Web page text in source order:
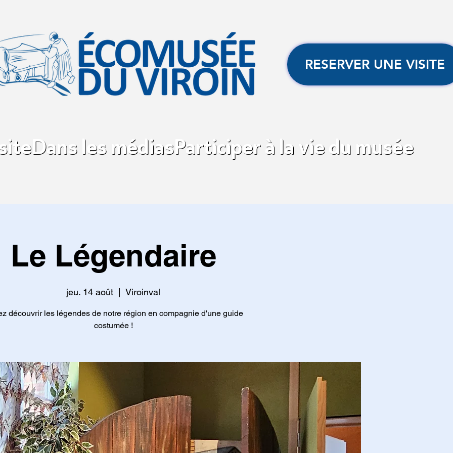
Dans les médiasParticiper à la vie du musée
RESERVER UNE VISITE
Le Légendaire
jeu. 14 août Viroinval
découvrir les légendes de notre région en compagnie d'une guide
costumée !